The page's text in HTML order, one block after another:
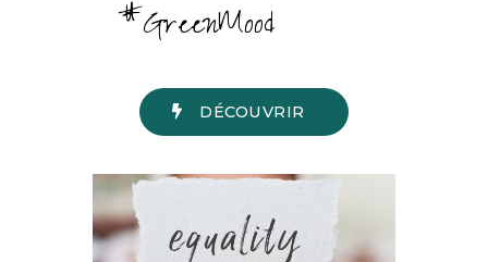
#GreenMood
DÉCOUVRIR